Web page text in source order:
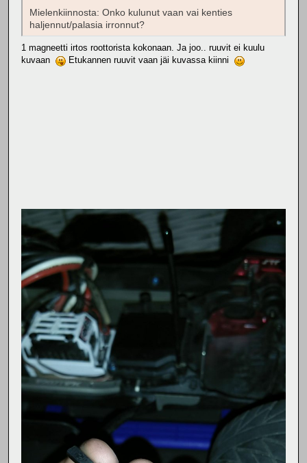
Mielenkiinnosta: Onko kulunut vaan vai kenties
haljennut/palasia irronnut?
1 magneetti irtos roottorista kokonaan. Ja joo.. ruuvit ei kuulu
kuvaan
Etukannen ruuvit vaan jäi kuvassa kiinni